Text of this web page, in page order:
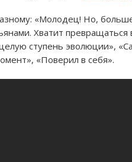
«Молодец! Но,
Хватит
ступень эволюции»,
«Поверил в себя».